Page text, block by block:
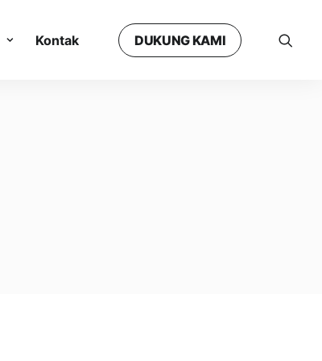
Kontak DUKUNG KAMI